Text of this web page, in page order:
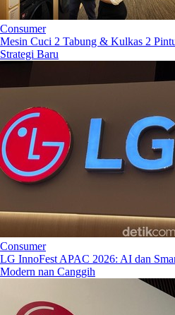
Consumer
Mesin Cuci 2 Tabung & Kulkas 2
Strategi Baru
Consumer
LG InnoFest APAC 2026: AI dan
Modern nan Canggih